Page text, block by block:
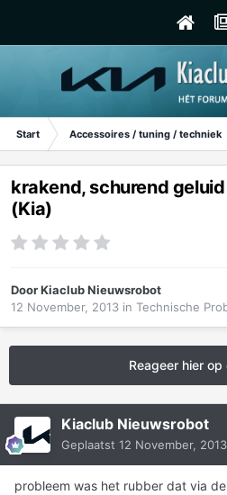
Start Accessoires / tuning / techniek
krakend, schurend
(Kia)
DoorKiaclub Nieuwsrobot
12 November, 2013 in Technische
Reageer hier
Kiaclub Nieuwsrobot
Geplaatst 12 November, 2013
probleem was het rubber dat via